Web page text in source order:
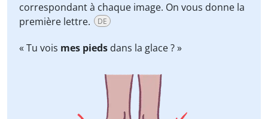
correspondant à chaque image. On vous donne la
première lettre.
DE
« Tu vois mes pieds dans la glace ? »